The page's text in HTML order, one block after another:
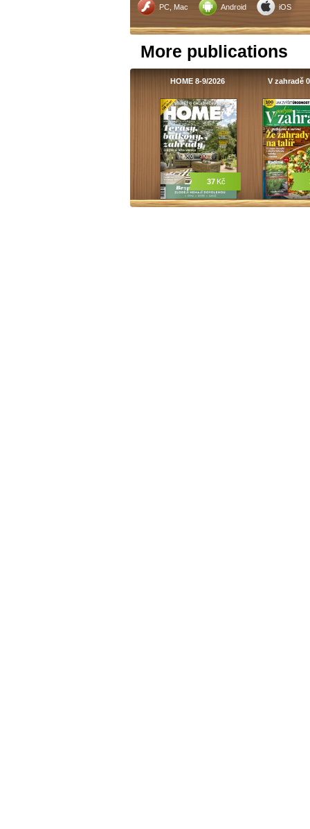
PC, Mac Android iOS
More publications
HOME 8-9/2026
37 Kč
V zahradě